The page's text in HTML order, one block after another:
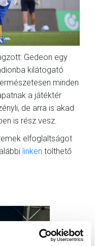
Gedeon egy
kilátogató
minden
a játéktér
de arra is akad
is rész vesz.
elfoglaltságot
linken tölthető